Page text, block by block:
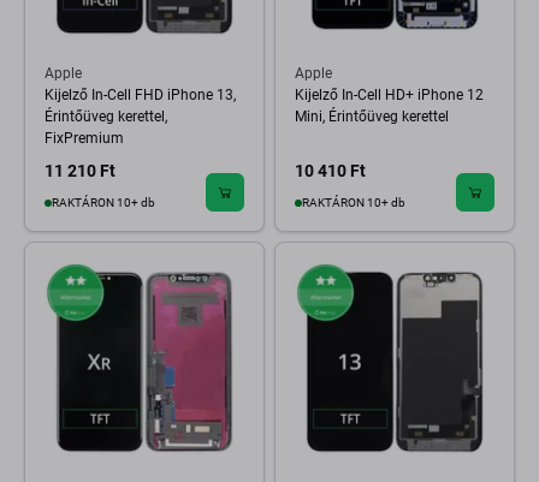
Apple
Kijelző In-Cell FHD iPhone 13,
Érintőüveg kerettel,
FixPremium
11 210 Ft
RAKTÁRON 10+ db
Apple
Kijelző In-Cell HD+ iPhone 12
Mini, Érintőüveg kerettel
10 410 Ft
RAKTÁRON 10+ db